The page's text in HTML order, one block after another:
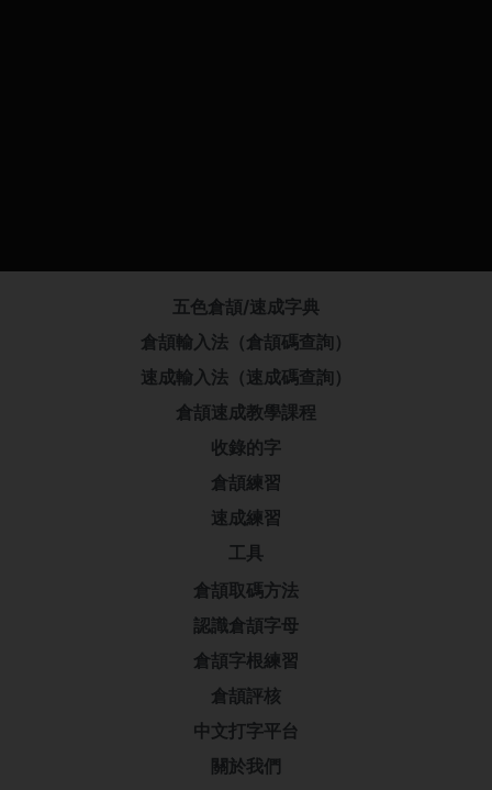
五色倉頡/速成字典
倉頡輸入法（倉頡碼查詢）
速成輸入法（速成碼查詢）
倉頡速成教學課程
收錄的字
倉頡練習
速成練習
工具
倉頡取碼方法
認識倉頡字母
倉頡字根練習
倉頡評核
中文打字平台
關於我們